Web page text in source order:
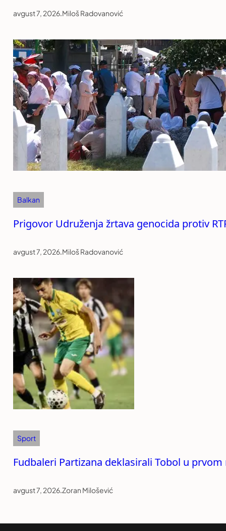
avgust 7, 2026.Miloš Radovanović
Balkan
Prigovor Udruženja žrtava genocida protiv
avgust 7, 2026.Miloš Radovanović
Sport
Fudbaleri Partizana deklasirali Tobol u
avgust 7, 2026.Zoran Milošević